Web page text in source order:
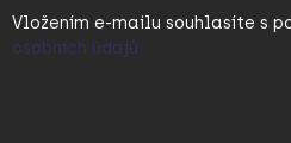
Vložením e-mailu souhlasíte s
osobních údajů